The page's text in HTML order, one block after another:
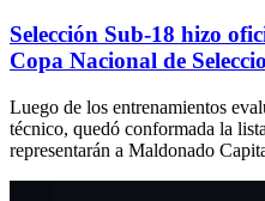
Selección Sub-18 hizo
Copa Nacional de
Luego de los entrenamientos
técnico, quedó conformada la
representarán a Maldonado